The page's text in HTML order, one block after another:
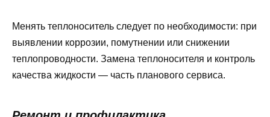
Менять теплоноситель следует по необходимости: при
выявлении коррозии, помутнении или снижении
теплопроводности. Замена теплоносителя и контроль
качества жидкости — часть планового сервиса.